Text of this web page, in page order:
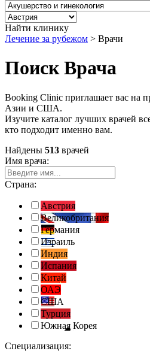
Найти клинику
Лечение за рубежом > Врачи
Поиск Врача
Booking Clinic приглашает вас на
Азии и США.
Изучите каталог лучших врачей
кто подходит именно вам.
Найдены 513 врачей
Имя врача:
Страна:
Австрия
Великобритания
Германия
Израиль
Индия
Испания
Китай
ОАЭ
США
Турция
Южная Корея
Специализация: